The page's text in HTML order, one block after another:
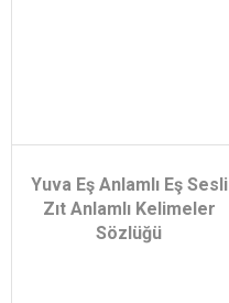
Yuva Eş Anlamlı Eş Sesli
Zıt Anlamlı Kelimeler
Sözlüğü